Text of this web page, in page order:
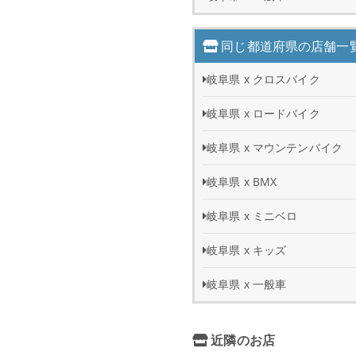
同じ都道府県の店舗一
岐阜県 x クロスバイク
岐阜県 x ロードバイク
岐阜県 x マウンテンバイク
岐阜県 x BMX
岐阜県 x ミニベロ
岐阜県 x キッズ
岐阜県 x 一般車
近隣のお店